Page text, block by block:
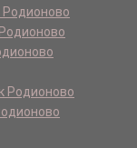
Родионово
Родионово